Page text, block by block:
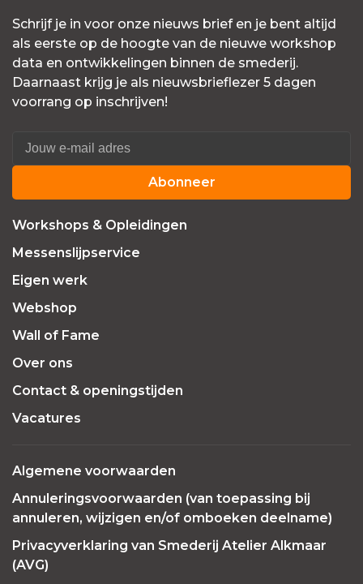
Schrijf je in voor onze nieuws brief en je bent altijd
als eerste op de hoogte van de nieuwe workshop
data en ontwikkelingen binnen de smederij.
Daarnaast krijg je als nieuwsbrieflezer 5 dagen
voorrang op inschrijven!
Abonneer
Workshops & Opleidingen
Messenslijpservice
Eigen werk
Webshop
Wall of Fame
Over ons
Contact & openingstijden
Vacatures
Algemene voorwaarden
Annuleringsvoorwaarden (van toepassing bij
annuleren, wijzigen en/of omboeken deelname)
Privacyverklaring van Smederij Atelier Alkmaar
(AVG)